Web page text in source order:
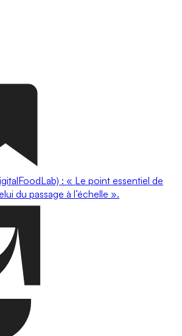
: « Le point essentiel de
du passage à l’échelle ».